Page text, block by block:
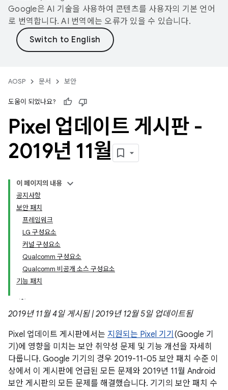
Google은 AI 기술을 사용하여 콘텐츠를 사용자의 기본 언어
로 번역합니다. AI 번역에는 오류가 있을 수 있습니다.
AOSP 문서 보안
도움이 되었나요?
Pixel 업데이트 게시판 -
2019년 11월
이 페이지의 내용
공지사항
보안 패치
프레임워크
LG 구성요소
커널 구성요소
Qualcomm 구성요소
Qualcomm 비공개 소스 구성요소
기능 패치
2019년 11월 4일 게시됨 | 2019년 12월 5일 업데이트됨
Pixel 업데이트 게시판에서는 지원되는 Pixel 기기 (Google 기
기)에 영향을 미치는 보안 취약성 문제 및 기능 개선을 자세히
다룹니다. Google 기기의 경우 2019-11-05 보안 패치 수준 이
상에서 이 게시판에 언급된 모든 문제와 2019년 11월 Android
보안 게시판의 모든 문제를 해결했습니다. 기기의 보안 패치 수